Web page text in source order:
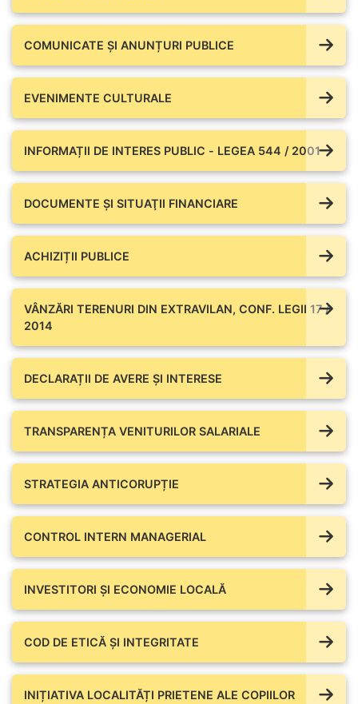
COMUNICATE ŞI ANUNȚURI PUBLICE
EVENIMENTE CULTURALE
INFORMAȚII DE INTERES PUBLIC - LEGEA 544 / 2001
DOCUMENTE ŞI SITUAŢII FINANCIARE
ACHIZIȚII PUBLICE
VÂNZĂRI TERENURI DIN EXTRAVILAN, CONF. LEGII 17 /
2014
DECLARAȚII DE AVERE ŞI INTERESE
TRANSPARENȚA VENITURILOR SALARIALE
STRATEGIA ANTICORUPȚIE
CONTROL INTERN MANAGERIAL
INVESTITORI ȘI ECONOMIE LOCALĂ
COD DE ETICĂ ȘI INTEGRITATE
INIȚIATIVA LOCALITĂȚI PRIETENE ALE COPIILOR